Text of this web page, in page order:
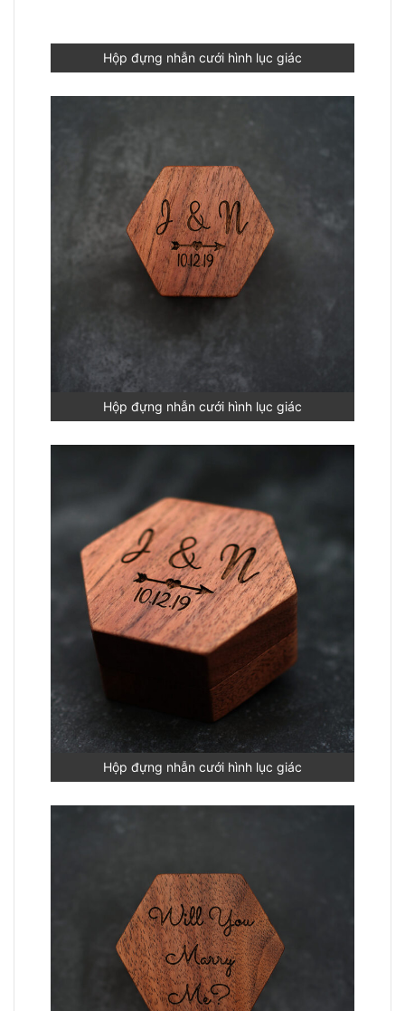
Hộp đựng nhẫn cưới hình lục giác
Hộp đựng nhẫn cưới hình lục giác
Hộp đựng nhẫn cưới hình lục giác